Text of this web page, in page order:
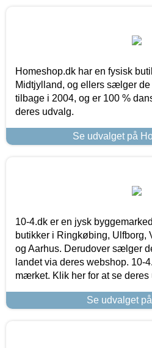
Homeshop.dk har en fysisk
Midtjylland, og ellers sælger de
tilbage i 2004, og er 100 %
deres udvalg.
Se udvalget på
10-4.dk er en jysk
butikker i Ringkøbing,
og Aarhus. Derudover sælger
landet via deres webshop. 10-
mærket. Klik her for at se deres
Se udvalget